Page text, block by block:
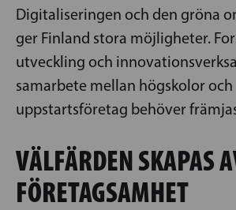
Digitaliseringen och den gröna
ger Finland stora möjligheter.
utveckling och
samarbete mellan högskolor och
uppstartsföretag behöver
VÄLFÄRDEN SKAPAS
FÖRETAGSAMHET